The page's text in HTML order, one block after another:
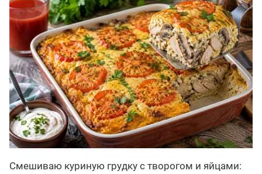
Смешиваю куриную грудку с творогом и яйцами: